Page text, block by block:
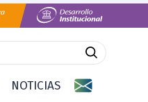
NOTICIAS